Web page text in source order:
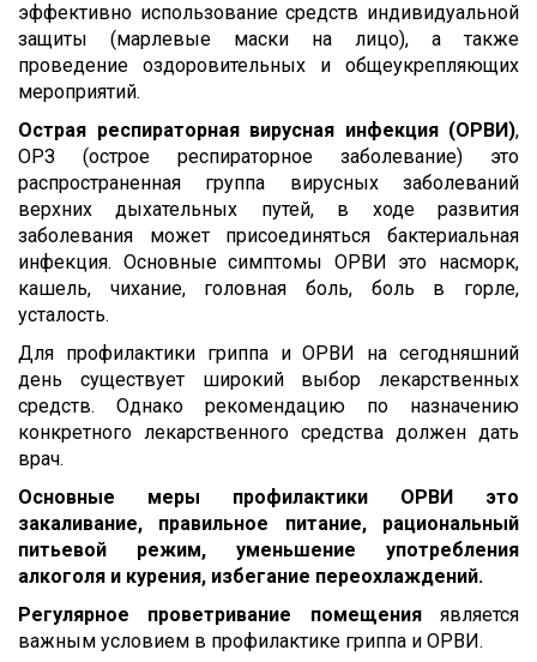
эффективно использование средств индивидуальной
защиты (марлевые маски на лицо), а также
проведение оздоровительных и общеукрепляющих
мероприятий.
Острая респираторная вирусная инфекция (ОРВИ),
ОРЗ (острое респираторное заболевание) это
распространенная группа вирусных заболеваний
верхних дыхательных путей, в ходе развития
заболевания может присоединяться бактериальная
инфекция. Основные симптомы ОРВИ это насморк,
кашель, чихание, головная боль, боль в горле,
усталость.
Для профилактики гриппа и ОРВИ на сегодняшний
день существует широкий выбор лекарственных
средств. Однако рекомендацию по назначению
конкретного лекарственного средства должен дать
врач.
Основные меры профилактики ОРВИ это
закаливание, правильное питание, рациональный
питьевой режим, уменьшение употребления
алкоголя и курения, избегание переохлаждений.
Регулярное проветривание помещенияявляется
важным условием в профилактике гриппа и ОРВИ.